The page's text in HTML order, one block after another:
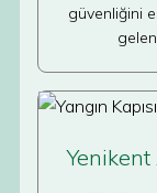
güvenliğini